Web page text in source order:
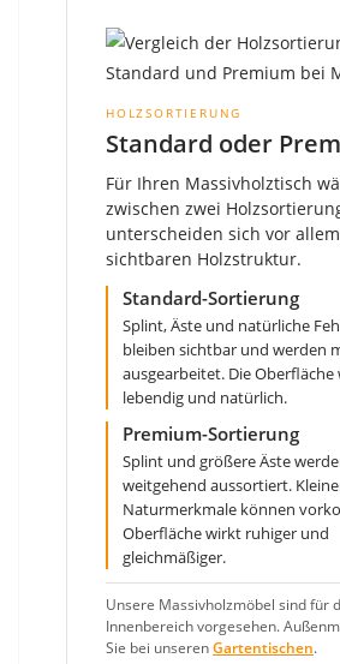
HOLZSORTIERUNG
Standard oder
Für Ihren Massivholztisch
zwischen zwei
unterscheiden sich vor
sichtbaren Holzstruktur.
Standard-Sortierung
Splint, Äste und natürliche
bleiben sichtbar und werden
ausgearbeitet. Die
lebendig und natürlich.
Premium-Sortierung
Splint und größere Äste
weitgehend aussortiert.
Naturmerkmale können
Oberfläche wirkt ruhiger und
gleichmäßiger.
Unsere Massivholzmöbel sind für
Innenbereich vorgesehen.
Sie bei unserenGartentischen.